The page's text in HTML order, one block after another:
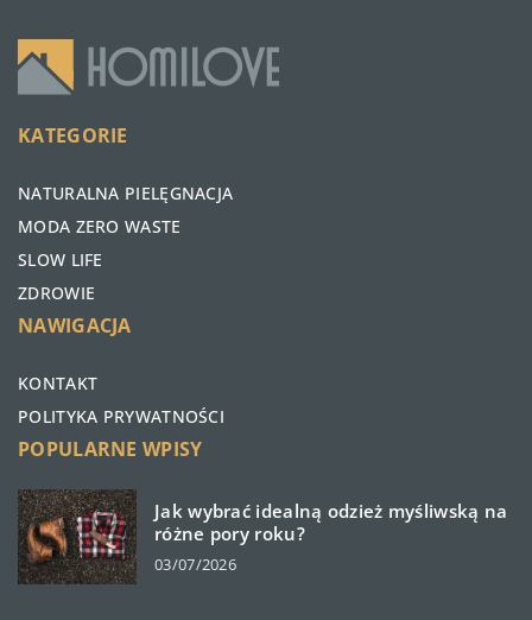
KATEGORIE
NATURALNA PIELĘGNACJA
MODA ZERO WASTE
SLOW LIFE
ZDROWIE
NAWIGACJA
KONTAKT
POLITYKA PRYWATNOŚCI
POPULARNE WPISY
Jak wybrać idealną odzież myśliwską na
różne pory roku?
03/07/2026